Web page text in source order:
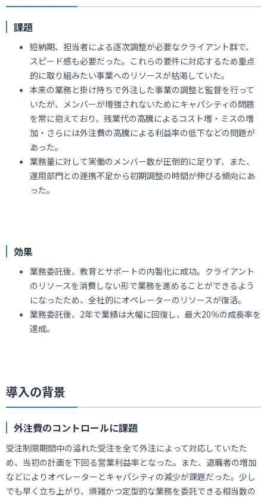
課題
短納期、担当者による逐次調整が必要なクライアント群で、
スピード感も必要だった。これらの要件に対応するため重点
的に取り組みたい事業へのリソースが枯渇していた。
本来の業務と掛け持ちで外注した事業の調整と監督を行って
いたが、メンバーが増強されないためにキャパシティの問題
を常に抱えており、残業代の高騰によるコスト増・ミスの増
加・さらには外注費の高騰による利益率の低下などの問題が
あった。
業務量に対して実働のメンバー数が圧倒的に足りず、また、
運用部門との連携不足から初期調整の時間が伸びる傾向にあ
った。
効果
業務委託後、教育とサポートの内製化に成功。クライアント
のリソースを消費しない形で業務を進めることができるよう
になったため、全社的にオペレーターのリソースが復活。
業務委託後、2年で業績は大幅に回復し、最大20％の成長率を
達成。
導入の背景
外注費のコントロールに課題
受注制限期間中の溢れた受注を全て外注によって対応していたた
め、当初の計画を下回る営業利益率となった。また、退職者の増加
などによりオペレーターとキャパシティの減少が課題だった。少し
でも早く立ち上がり、煩雑かつ定型的な業務を委託できる相当数の